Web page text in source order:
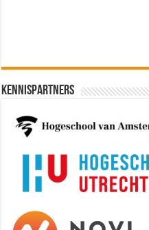
Kennispartners